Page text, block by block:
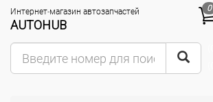
0
Интернет-магазин автозапчастей
AUTOHUB